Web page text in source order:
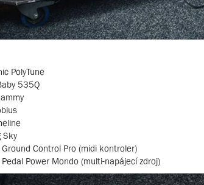
PolyTune
535Q
Sky
Ground Control Pro (midi kontroler)
Pedal Power Mondo (multi-napájecí zdroj)